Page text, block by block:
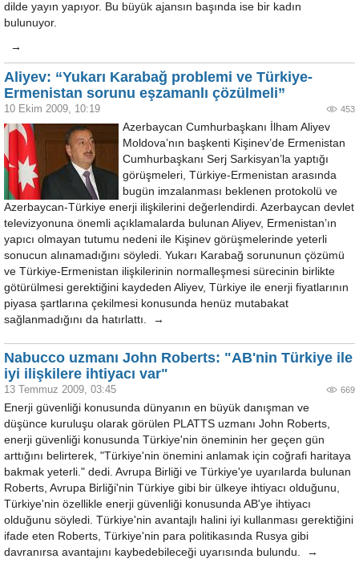
dilde yayın yapıyor. Bu büyük ajansın başında ise bir kadın
bulunuyor.
→
Aliyev: “Yukarı Karabağ problemi ve Türkiye-
Ermenistan sorunu eşzamanlı çözülmeli”
10 Ekim 2009, 10:19 453
Azerbaycan Cumhurbaşkanı İlham Aliyev
Moldova’nın başkenti Kişinev’de Ermenistan
Cumhurbaşkanı Serj Sarkisyan’la yaptığı
görüşmeleri, Türkiye-Ermenistan arasında
bugün imzalanması beklenen protokolü ve
Azerbaycan-Türkiye enerji ilişkilerini değerlendirdi. Azerbaycan devlet
televizyonuna önemli açıklamalarda bulunan Aliyev, Ermenistan’ın
yapıcı olmayan tutumu nedeni ile Kişinev görüşmelerinde yeterli
sonucun alınamadığını söyledi. Yukarı Karabağ sorununun çözümü
ve Türkiye-Ermenistan ilişkilerinin normalleşmesi sürecinin birlikte
götürülmesi gerektiğini kaydeden Aliyev, Türkiye ile enerji fiyatlarının
piyasa şartlarına çekilmesi konusunda henüz mutabakat
sağlanmadığını da hatırlattı. →
Nabucco uzmanı John Roberts: "AB'nin Türkiye ile
iyi ilişkilere ihtiyacı var"
13 Temmuz 2009, 03:45 669
Enerji güvenliği konusunda dünyanın en büyük danışman ve
düşünce kuruluşu olarak görülen PLATTS uzmanı John Roberts,
enerji güvenliği konusunda Türkiye'nin öneminin her geçen gün
arttığını belirterek, "Türkiye'nin önemini anlamak için coğrafi haritaya
bakmak yeterli." dedi. Avrupa Birliği ve Türkiye'ye uyarılarda bulunan
Roberts, Avrupa Birliği'nin Türkiye gibi bir ülkeye ihtiyacı olduğunu,
Türkiye'nin özellikle enerji güvenliği konusunda AB'ye ihtiyacı
olduğunu söyledi. Türkiye'nin avantajlı halini iyi kullanması gerektiğini
ifade eten Roberts, Türkiye'nin para politikasında Rusya gibi
davranırsa avantajını kaybedebileceği uyarısında bulundu. →